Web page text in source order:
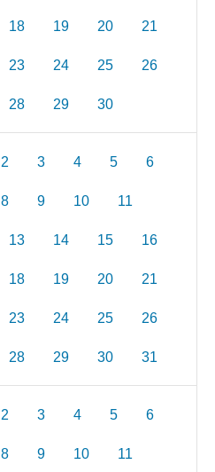
18 19 20 21
23 24 25 26
28 29 30
2 3 4 5 6
8 9 10 11
13 14 15 16
18 19 20 21
23 24 25 26
28 29 30 31
2 3 4 5 6
8 9 10 11